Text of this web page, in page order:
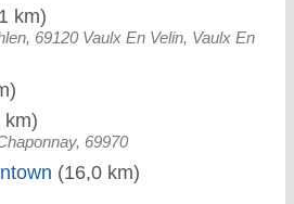
km)
69120 Vaulx En Velin, Vaulx En
km)
69970
(16,0 km)